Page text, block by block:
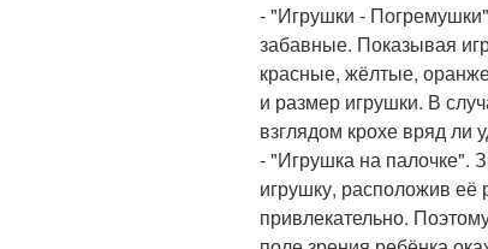
- "Игрушки -
забавные. Показывая
красные, жёлтые,
и размер игрушки. В
взглядом крохе вряд ли
- "Игрушка на палочке".
игрушку, расположив её
привлекательно.